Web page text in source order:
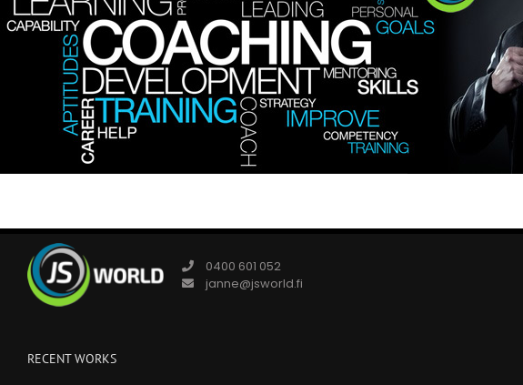
0400 601 052
janne@jsworld.fi
RECENT WORKS